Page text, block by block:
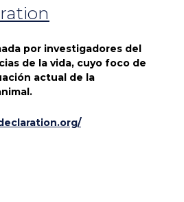
por investigadores del
de la vida, cuyo foco de
actual de la